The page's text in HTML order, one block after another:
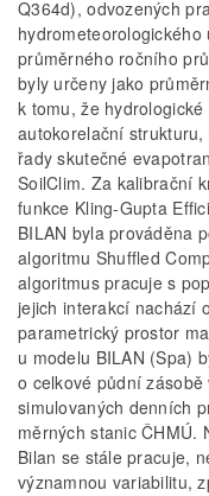
Q364d), odvozených
průměrného ročního
byly určeny jako
k tomu, že
autokorelační
řady skutečné
SoilClim. Za kalibrační
funkce Kling-Gupta
BILAN byla prováděna
algoritmu Shuffled
algoritmus pracuje s
jejich interakcí nachází
parametrický prostor
u modelu BILAN (Spa)
o celkové půdní
simulovaných denních
měrných stanic ČHMÚ.
Bilan se stále pracuje,
významnou variabilitu,